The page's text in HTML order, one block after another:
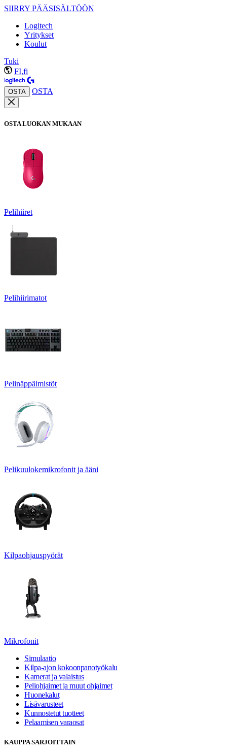
SIIRRY PÄÄSISÄLTÖÖN
Logitech
Yritykset
Koulut
Tuki
FI,fi
OSTA OSTA
OSTA LUOKAN MUKAAN
Pelihiiret
Pelihiirimatot
Pelinäppäimistöt
Pelikuulokemikrofonit ja ääni
Kilpaohjauspyörät
Mikrofonit
Simulaatio
Kilpa-ajon kokoonpanotyökalu
Kamerat ja valaistus
Peliohjaimet ja muut ohjaimet
Huonekalut
Lisävarusteet
Kunnostetut tuotteet
Pelaamisen varaosat
KAUPPA SARJOITTAIN